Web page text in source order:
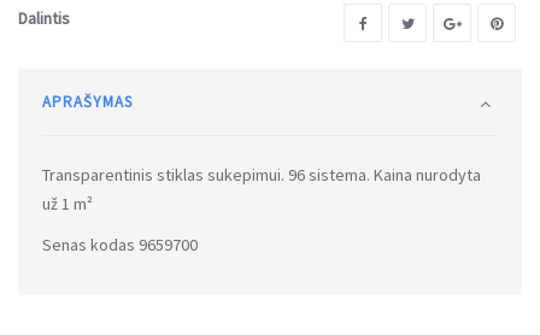
Dalintis
APRAŠYMAS
Transparentinis stiklas sukepimui. 96 sistema. Kaina nurodyta
už 1 m²
Senas kodas 9659700